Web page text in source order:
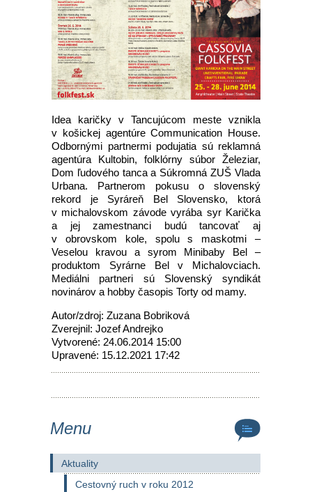
Idea karičky v Tancujúcom meste vznikla
v košickej agentúre Communication House.
Odbornými partnermi podujatia sú reklamná
agentúra Kultobin, folklórny súbor Železiar,
Dom ľudového tanca a Súkromná ZUŠ Vlada
Urbana. Partnerom pokusu o slovenský
rekord je Syráreň Bel Slovensko, ktorá
v michalovskom závode vyrába syr Karička
a jej zamestnanci budú tancovať aj
v obrovskom kole, spolu s maskotmi –
Veselou kravou a syrom Minibaby Bel –
produktom Syrárne Bel v Michalovciach.
Mediálni partneri sú Slovenský syndikát
novinárov a hobby časopis Torty od mamy.
Autor/zdroj: Zuzana Bobriková
Zverejnil: Jozef Andrejko
Vytvorené: 24.06.2014 15:00
Upravené: 15.12.2021 17:42
Menu
Aktuality
Cestovný ruch v roku 2012